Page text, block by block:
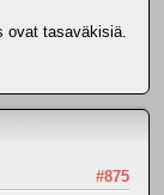
ovat tasaväkisiä.
#875